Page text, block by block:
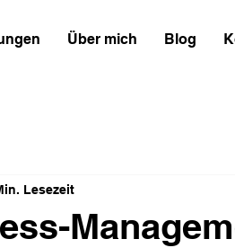
Über mich Blog
Lesezeit